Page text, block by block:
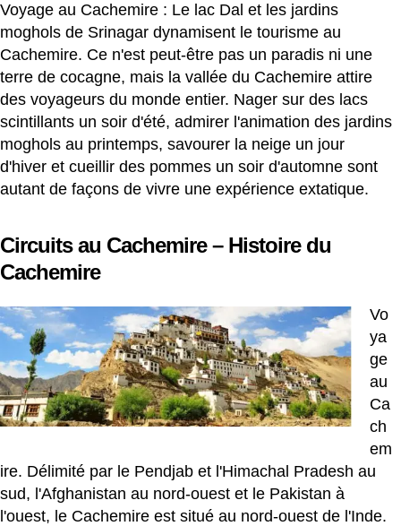
Voyage au Cachemire : Le lac Dal et les jardins
moghols de Srinagar dynamisent le tourisme au
Cachemire. Ce n'est peut-être pas un paradis ni une
terre de cocagne, mais la vallée du Cachemire attire
des voyageurs du monde entier. Nager sur des lacs
scintillants un soir d'été, admirer l'animation des jardins
moghols au printemps, savourer la neige un jour
d'hiver et cueillir des pommes un soir d'automne sont
autant de façons de vivre une expérience extatique.
Circuits au Cachemire – Histoire du
Cachemire
Vo
ya
ge
au
Ca
ch
em
ire. Délimité par le Pendjab et l'Himachal Pradesh au
sud, l'Afghanistan au nord-ouest et le Pakistan à
l'ouest, le Cachemire est situé au nord-ouest de l'Inde.